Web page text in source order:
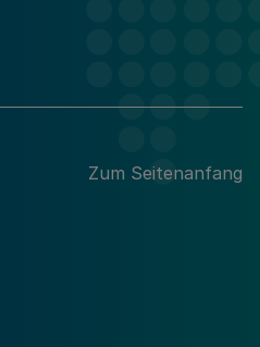
Zum Seitenanfang